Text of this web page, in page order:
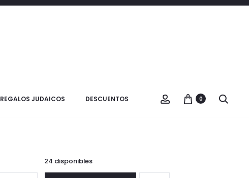
REGALOS JUDAICOS DESCUENTOS 0
$3.000
24 disponibles